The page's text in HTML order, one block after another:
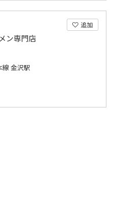
追加
ン専門店
金沢駅